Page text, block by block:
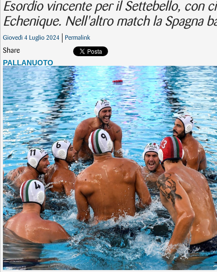
Esordio vincente per il Settebello, con
Echenique. Nell'altro match la Spagna
Giovedì 4 Luglio 2024 Permalink
Share
PALLANUOTO